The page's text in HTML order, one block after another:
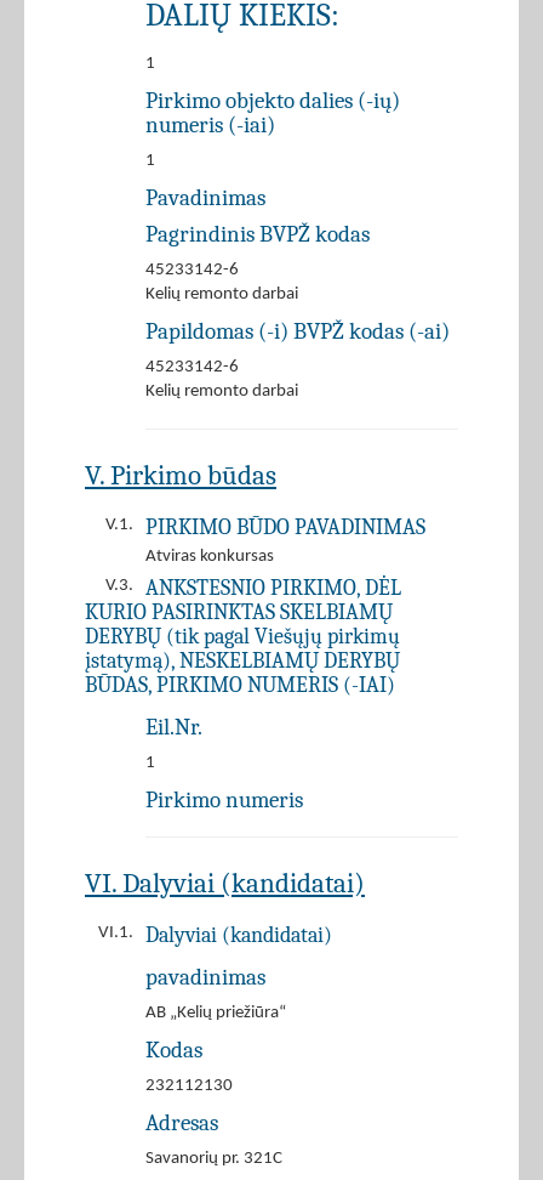
DALIŲ KIEKIS:
1
Pirkimo objekto dalies (-ių)
numeris (-iai)
1
Pavadinimas
Pagrindinis BVPŽ kodas
45233142-6
Kelių remonto darbai
Papildomas (-i) BVPŽ kodas (-ai)
45233142-6
Kelių remonto darbai
V. Pirkimo būdas
V.1. PIRKIMO BŪDO PAVADINIMAS
Atviras konkursas
V.3.
ANKSTESNIO PIRKIMO, DĖL
KURIO PASIRINKTAS SKELBIAMŲ
DERYBŲ (tik pagal Viešųjų pirkimų
įstatymą), NESKELBIAMŲ DERYBŲ
BŪDAS, PIRKIMO NUMERIS (-IAI)
Eil.Nr.
1
Pirkimo numeris
VI. Dalyviai (kandidatai)
VI.1. Dalyviai (kandidatai)
pavadinimas
AB „Kelių priežiūra“
Kodas
232112130
Adresas
Savanorių pr. 321C